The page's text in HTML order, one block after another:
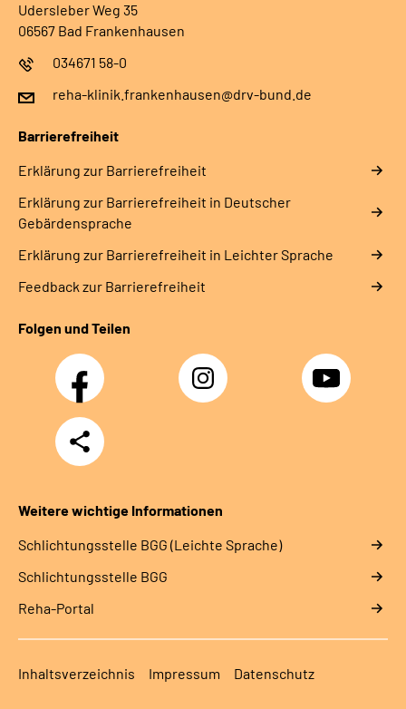
Udersleber Weg 35
06567 Bad Frankenhausen
034671 58-0
reha-klinik.frankenhausen@drv-bund.de
Barrierefreiheit
Erklärung zur Barrierefreiheit
Erklärung zur Barrierefreiheit in Deutscher
Gebärdensprache
Erklärung zur Barrierefreiheit in Leichter Sprache
Feedback zur Barrierefreiheit
Folgen und Teilen
Facebook Instagram YouTube
Teilen
Weitere wichtige Informationen
Schlich­tungs­stel­le BGG (Leichte Sprache)
Schlich­tungs­stel­le BGG
Reha-Portal
Inhaltsverzeichnis Impressum Datenschutz